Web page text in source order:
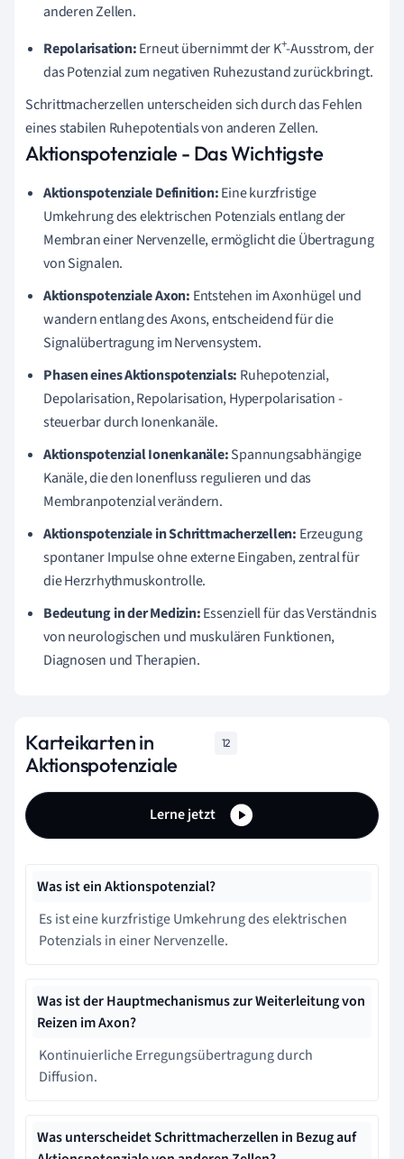
anderen Zellen.
Repolarisation:Erneut übernimmt der K+-Ausstrom, der
das Potenzial zum negativen Ruhezustand zurückbringt.
Schrittmacherzellen unterscheiden sich durch das Fehlen
eines stabilen Ruhepotentials von anderen Zellen.
Aktionspotenziale - Das Wichtigste
Aktionspotenziale Definition:Eine kurzfristige
Umkehrung des elektrischen Potenzials entlang der
Membran einer Nervenzelle, ermöglicht die Übertragung
von Signalen.
Aktionspotenziale Axon: Entstehen im Axonhügel und
wandern entlang des Axons, entscheidend für die
Signalübertragung im Nervensystem.
Phasen eines Aktionspotenzials: Ruhepotenzial,
Depolarisation, Repolarisation, Hyperpolarisation -
steuerbar durch Ionenkanäle.
Aktionspotenzial Ionenkanäle:Spannungsabhängige
Kanäle, die den Ionenfluss regulieren und das
Membranpotenzial verändern.
Aktionspotenziale in Schrittmacherzellen: Erzeugung
spontaner Impulse ohne externe Eingaben, zentral für
die Herzrhythmuskontrolle.
Bedeutung in der Medizin:Essenziell für das Verständnis
von neurologischen und muskulären Funktionen,
Diagnosen und Therapien.
Karteikarten in
Aktionspotenziale
12
Lerne jetzt
Was ist ein Aktionspotenzial?
Es ist eine kurzfristige Umkehrung des elektrischen
Potenzials in einer Nervenzelle.
Was ist der Hauptmechanismus zur Weiterleitung von
Reizen im Axon?
Kontinuierliche Erregungsübertragung durch
Diffusion.
Was unterscheidet Schrittmacherzellen in Bezug auf